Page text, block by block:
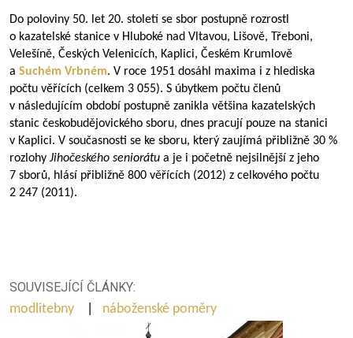
Do poloviny 50. let 20. století se sbor postupně rozrostl
o kazatelské stanice v Hluboké nad Vltavou, Lišově, Třeboni,
Velešíně, Českých Velenicích, Kaplici, Českém Krumlově
a Suchém Vrbném. V roce 1951 dosáhl maxima i z hlediska
počtu věřících (celkem 3 055). S úbytkem počtu členů
v následujícím období postupně zanikla většina kazatelských
stanic českobudějovického sboru, dnes pracují pouze na stanici
v Kaplici. V současnosti se ke sboru, který zaujímá přibližně 30 %
rozlohy Jihočeského seniorátu a je i početně nejsilnější z jeho
7 sborů, hlásí přibližně 800 věřících (2012) z celkového počtu
2 247 (2011).
SOUVISEJÍCÍ ČLÁNKY:
modlitebny
náboženské poměry